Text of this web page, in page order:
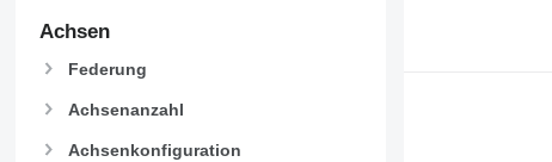
Achsen
Federung
Achsenanzahl
Achsenkonfiguration